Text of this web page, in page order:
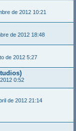
de 2012 10:21
de 2012 18:48
de 2012 5:27
0:52
de 2012 21:14